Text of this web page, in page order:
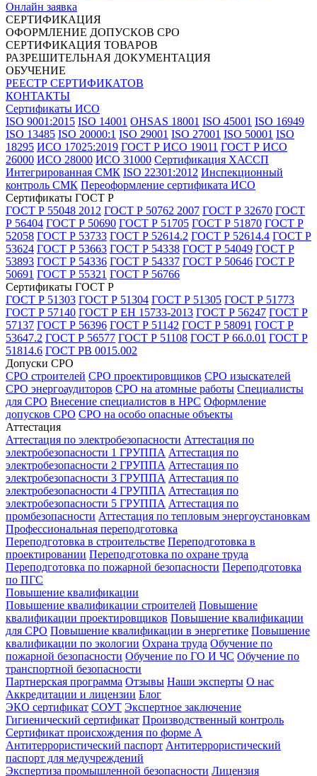
Онлайн заявка
СЕРТИФИКАЦИЯ
ОФОРМЛЕНИЕ ДОПУСКОВ СРО
СЕРТИФИКАЦИЯ ТОВАРОВ
РАЗРЕШИТЕЛЬНАЯ ДОКУМЕНТАЦИЯ
ОБУЧЕНИЕ
РЕЕСТР СЕРТИФИКАТОВ
КОНТАКТЫ
Сертификаты ИСО
ISO 9001:2015 ISO 14001 OHSAS 18001 ISO 45001 ISO 16949
ISO 13485 ISO 20000:1 ISO 29001 ISO 27001 ISO 50001 ISO
18295 ИСО 17025:2019 ГОСТ Р ИСО 19011 ГОСТ Р ИСО
26000 ИСО 28000 ИСО 31000 Сертификация ХАССП
Интегрированная СМК ISO 22301:2012 Инспекционный
контроль СМК Переоформление сертификата ИСО
Сертификаты ГОСТ Р
ГОСТ Р 55048 2012 ГОСТ Р 50762 2007 ГОСТ Р 32670 ГОСТ
Р 56404 ГОСТ Р 50690 ГОСТ Р 51705 ГОСТ Р 51870 ГОСТ Р
52058 ГОСТ Р 53733 ГОСТ Р 52614.2 ГОСТ Р 52614.4 ГОСТ Р
53624 ГОСТ Р 53663 ГОСТ Р 54338 ГОСТ Р 54049 ГОСТ Р
53893 ГОСТ Р 54336 ГОСТ Р 54337 ГОСТ Р 50646 ГОСТ Р
50691 ГОСТ Р 55321 ГОСТ Р 56766
Сертификаты ГОСТ Р
ГОСТ Р 51303 ГОСТ Р 51304 ГОСТ Р 51305 ГОСТ Р 51773
ГОСТ Р 57140 ГОСТ Р ЕН 15733-2013 ГОСТ Р 56247 ГОСТ Р
57137 ГОСТ Р 56396 ГОСТ Р 51142 ГОСТ Р 58091 ГОСТ Р
53647.2 ГОСТ Р 56577 ГОСТ Р 51108 ГОСТ Р 66.0.01 ГОСТ Р
51814.6 ГОСТ РВ 0015.002
Допуски СРО
СРО строителей СРО проектировщиков СРО изыскателей
СРО энергоаудиторов СРО на атомные работы Специалисты
для СРО Внесение специалистов в НРС Оформление
допусков СРО СРО на особо опасные объекты
Аттестация
Аттестация по электробезопасности Аттестация по
электробезопасности 1 ГРУППА Аттестация по
электробезопасности 2 ГРУППА Аттестация по
электробезопасности 3 ГРУППА Аттестация по
электробезопасности 4 ГРУППА Аттестация по
электробезопасности 5 ГРУППА Аттестация по
промбезопасности Аттестация по тепловым энергоустановкам
Профессиональная переподготовка
Переподготовка в строительстве Переподготовка в
проектировании Переподготовка по охране труда
Переподготовка по пожарной безопасности Переподготовка
по ПГС
Повышение квалификации
Повышение квалификации строителей Повышение
квалификации проектировщиков Повышение квалификации
для СРО Повышение квалификации в энергетике Повышение
квалификации по экологии Охрана труда Обучение по
пожарной безопасности Обучение по ГО И ЧС Обучение по
транспортной безопасности
Партнерская программа Отзывы Наши эксперты О нас
Аккредитации и лицензии Блог
ЭКО сертификат СОУТ Экспертное заключение
Гигиенический сертификат Производственный контроль
Сертификат происхождения по форме А
Антитеррористический паспорт Антитеррористический
паспорт для медучреждений
Экспертиза промышленной безопасности Лицензия